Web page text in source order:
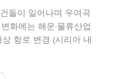
들이 일어나며 우여곡
화에는 해운·물류산업
항로 변경 (시리아 내